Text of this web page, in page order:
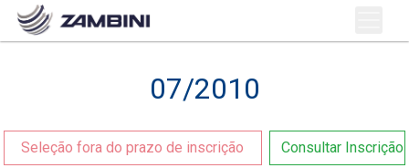
07/2010
Seleção fora do prazo de inscrição Consultar Inscrição